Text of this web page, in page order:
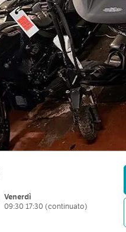
Venerdì
09:30 17:30 (continuato)